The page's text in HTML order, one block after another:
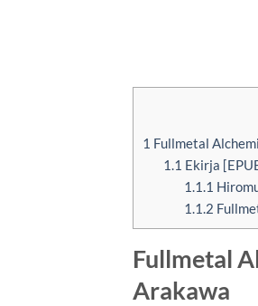
1 Fullmetal
1.1 Ekirja
1.1.1
1.1.2
Fullmetal
Arakawa